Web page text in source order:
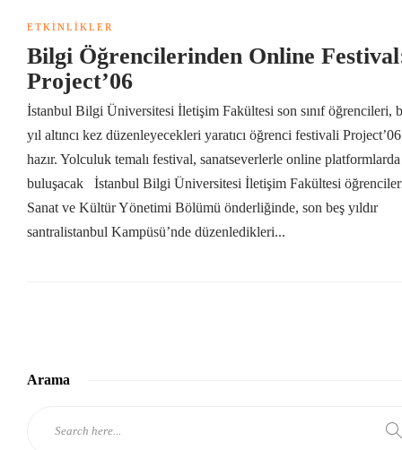
ETKINLIKLER
Bilgi Öğrencilerinden Online
Project’06
İstanbul Bilgi Üniversitesi İletişim Fakültesi son sınıf öğrencileri,
yıl altıncı kez düzenleyecekleri yaratıcı öğrenci festivali
hazır. Yolculuk temalı festival, sanatseverlerle online platformlarda
buluşacak İstanbul Bilgi Üniversitesi İletişim Fakültesi
Sanat ve Kültür Yönetimi Bölümü önderliğinde, son beş yıldır
santralistanbul Kampüsü’nde düzenledikleri...
Arama